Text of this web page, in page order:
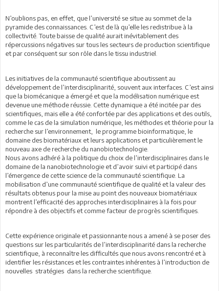
N’oublions pas, en effet, que l’université se situe au sommet de la
pyramide des connaissances. C’est de là qu’elle les redistribue à la
collectivité. Toute baisse de qualité aurait inévitablement des
répercussions négatives sur tous les secteurs de production scientifique
et par conséquent sur son rôle dans le tissu industriel.
Les initiatives de la communauté scientifique aboutissent au
développement de l’interdisciplinarité, souvent aux interfaces. C’est ainsi
que la biomécanique a émergé et que la modélisation numérique est
devenue une méthode réussie. Cette dynamique a été incitée par des
scientifiques, mais elle a été confortée par des applications et des outils,
comme le cas de la simulation numérique, les méthodes et théorie pour la
recherche sur l’environnement, le programme bioinformatique, le
domaine des biomatériaux et leurs applications et particulièrement le
nouveau axe de recherche du nanobiotechnologie.
Nous avons adhéré à la politique du choix de l’interdisciplinaires dans le
domaine de la nanobiotechnologie et d’avoir suivi et participé dans
l’émergence de cette science de la communauté scientifique. La
mobilisation d’une communauté scientifique de qualité et la valeur des
résultats obtenus pour la mise au point des nouveaux biomatériaux
montrent l’efficacité des approches interdisciplinaires à la fois pour
répondre à des objectifs et comme facteur de progrès scientifiques.
Cette expérience originale et passionnante nous a amené à se poser des
questions sur les particularités de l’interdisciplinarité dans la recherche
scientifique, à reconnaître les difficultés que nous avons rencontré et à
identifier les résistances et les contraintes inhérentes à l’introduction de
nouvelles stratégies dans la recherche scientifique.